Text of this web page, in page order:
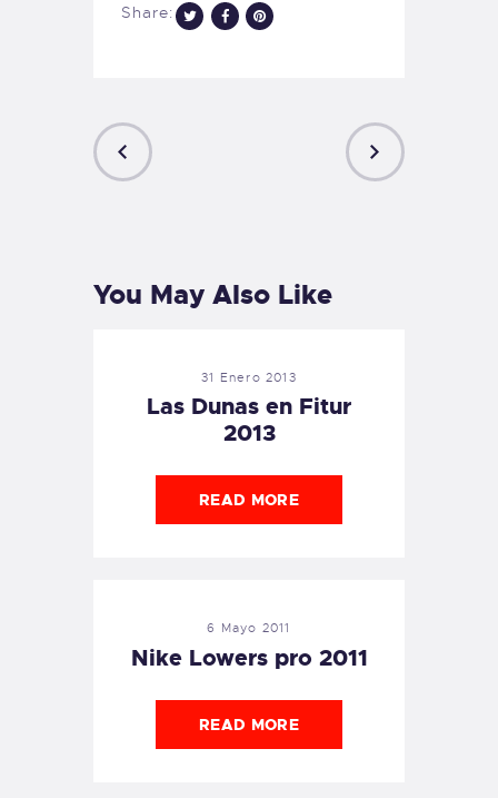
Share:
You May Also Like
31 Enero 2013
Las Dunas en Fitur
2013
READ MORE
6 Mayo 2011
Nike Lowers pro 2011
READ MORE